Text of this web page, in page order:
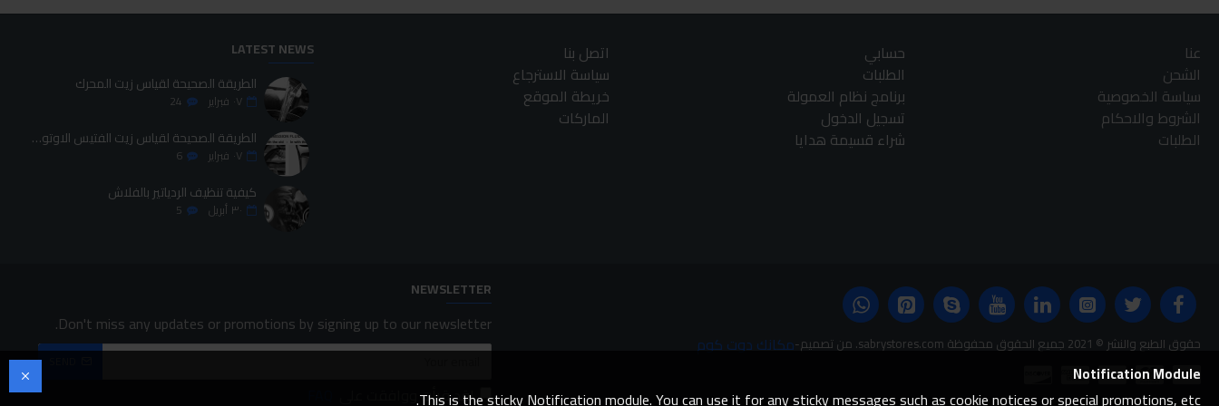
عنا
الشحن
سياسة الخصوصية
الشروط والاحكام
الطلبات
حسابي
الطلبات
برنامج نظام العمولة
تسجيل الدخول
شراء قسيمة هدايا
اتصل بنا
سياسة الاسترجاع
خريطة الموقع
الماركات
LATEST NEWS
الطريقة الصحيحة لقياس زيت المحرك
٠٧ فبراير 24
الطريقة الصحيحة لقياس زيت الفتيس الاوتوماتيك
٠٧ فبراير 6
كيفية تنظيف الردياتير بالفلاش
٣٠ أبريل 5
حقوق الطبع والنشر © 2021 جميع الحقوق محفوظة sabrystores.com. من تصميم- مكانك دوت كوم
NEWSLETTER
Don't miss any updates or promotions by signing up to our newsletter.
لقد قرأت ووافقت على
Notification Module
This is the sticky Notification module. You can use it for any sticky messages such as cookie notices or special promotions, etc.